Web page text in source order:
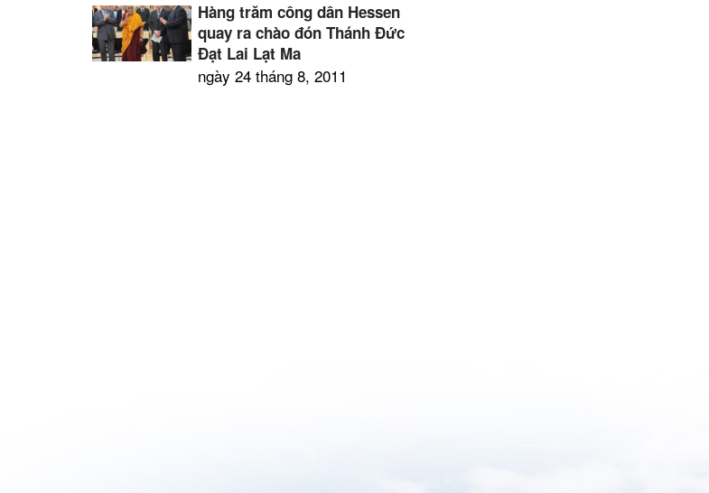
Hàng trăm công dân Hessen
quay ra chào đón Thánh Đức
Đạt Lai Lạt Ma
ngày 24 tháng 8, 2011